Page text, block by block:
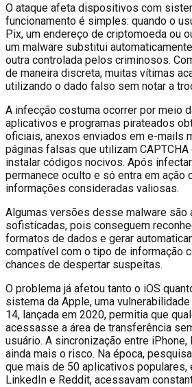
O ataque afeta dispositivos com
funcionamento é simples: quando o
Pix, um endereço de criptomoeda ou
um malware substitui
outra controlada pelos criminosos.
de maneira discreta, muitas vítimas
utilizando o dado falso sem notar a
A infecção costuma ocorrer por meio
aplicativos e programas pirateados
oficiais, anexos enviados em e-mails
páginas falsas que utilizam
instalar códigos nocivos. Após
permanece oculto e só entra em ação
informações consideradas valiosas.
Algumas versões desse malware são
sofisticadas, pois conseguem
formatos de dados e gerar
compatível com o tipo de informação
chances de despertar suspeitas.
O problema já afetou tanto o iOS
sistema da Apple, uma
14, lançada em 2020, permitia que
acessasse a área de transferência
usuário. A sincronização entre
ainda mais o risco. Na época,
que mais de 50 aplicativos populares,
LinkedIn e Reddit, acessavam